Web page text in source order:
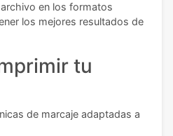
en los formatos
los mejores resultados de
tu
de marcaje adaptadas a